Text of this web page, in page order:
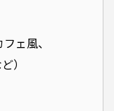
ェ風、
）